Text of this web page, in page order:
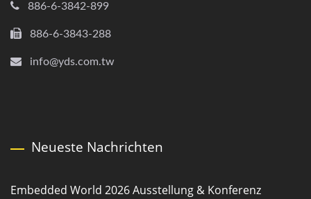
886-6-3842-899
886-6-3843-288
info@yds.com.tw
Neueste Nachrichten
Embedded World 2026 Ausstellung & Konferenz